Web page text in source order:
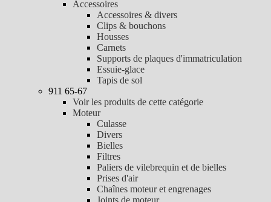
Accessoires
Accessoires & divers
Clips & bouchons
Housses
Carnets
Supports de plaques d'immatriculation
Essuie-glace
Tapis de sol
911 65-67
Voir les produits de cette catégorie
Moteur
Culasse
Divers
Bielles
Filtres
Paliers de vilebrequin et de bielles
Prises d'air
Chaînes moteur et engrenages